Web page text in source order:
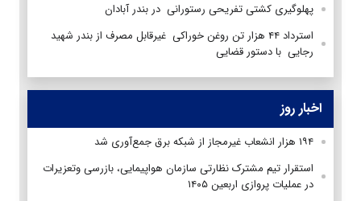
پهلوگیری کشتی تفریحی رستورانی در بندر آبادان
استرداد ۴۴ هزار تن روغن خوراکی غیرقابل مصرف از بندر شهید
رجایی با دستور قضایی
اخبار روز
۱۹۴ هزار انشعاب غیرمجاز از شبکه برق جمع‌آوری شد
استقرار تیم مشترک نظارتی سازمان هواپیمایی، بازرسی وتعزیرات
در عملیات پروازی اربعین ۱۴۰۵